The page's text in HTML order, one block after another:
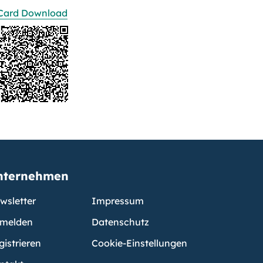
Download
Impressum
Datenschutz
Cookie-Einstellungen